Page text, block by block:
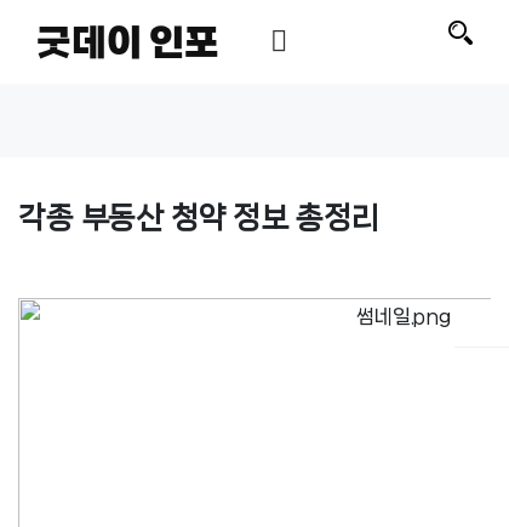
굿데이 인포
각종 부동산 청약 정보 총정리